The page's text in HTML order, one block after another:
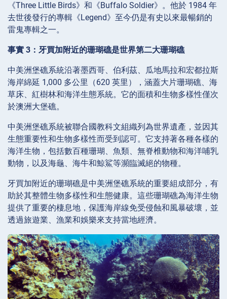
《Three Little Birds》和《Buffalo Soldier》。他於 1984 年
去世後發行的專輯《Legend》至今仍是有史以來最暢銷的
雷鬼專輯之一。
事實 3：牙買加附近的珊瑚礁是世界第二大珊瑚礁
中美洲堡礁系統沿著墨西哥、伯利茲、瓜地馬拉和宏都拉斯
海岸綿延 1,000 多公里（620 英里），涵蓋大片珊瑚礁、海
草床、紅樹林和海洋生態系統。它的面積和生物多樣性僅次
於澳洲大堡礁。
中美洲堡礁系統被聯合國教科文組織列為世界遺產，並因其
生態重要性和生物多樣性而受到認可。它支持著各種各樣的
海洋生物，包括數百種珊瑚、魚類、無脊椎動物和海洋哺乳
動物，以及海龜、海牛和鯨鯊等瀕臨滅絕的物種。
牙買加附近的珊瑚礁是中美洲堡礁系統的重要組成部分，有
助於其整體生物多樣性和生態健康。這些珊瑚礁為海洋生物
提供了重要的棲息地，保護海岸線免受侵蝕和風暴破壞，並
透過旅遊業、漁業和娛樂來支持當地經濟。